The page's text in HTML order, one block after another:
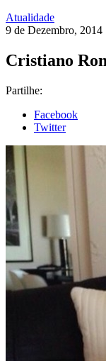
Atualidade
9 de Dezembro, 2014
Cristiano
Partilhe:
Facebook
Twitter